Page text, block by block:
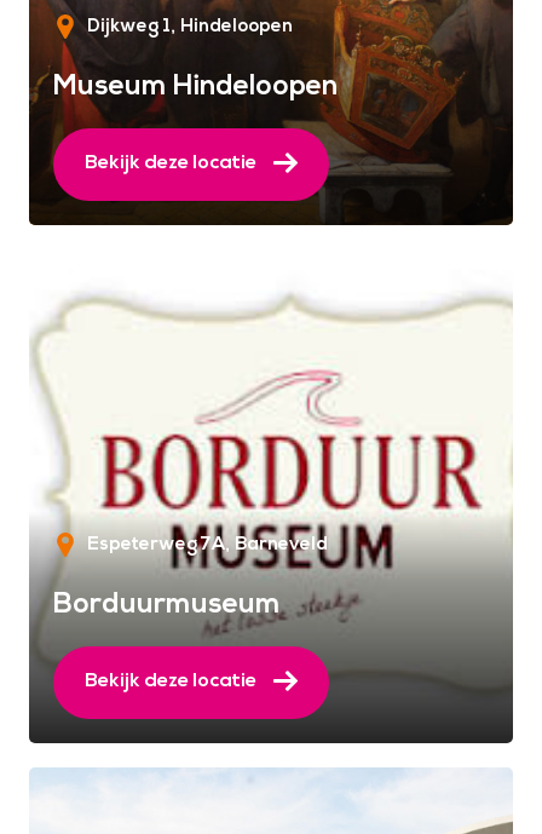
Dijkweg 1 Hindeloopen
Museum Hindeloopen
Bekijk deze locatie
Espeterweg 7A Barneveld
Borduurmuseum
Bekijk deze locatie